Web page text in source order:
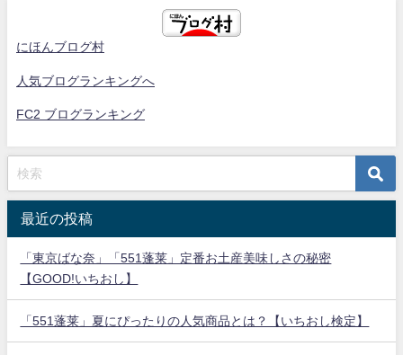
にほんブログ村
人気ブログランキングへ
FC2 ブログランキング
最近の投稿
「東京ばな奈」「551蓬莱」定番お土産美味しさの秘密
【GOOD!いちおし】
「551蓬莱」夏にぴったりの人気商品とは？【いちおし検定】